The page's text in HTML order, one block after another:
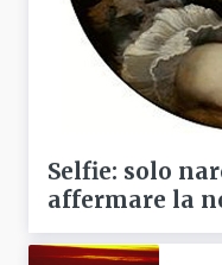
Selfie: solo
affermare la